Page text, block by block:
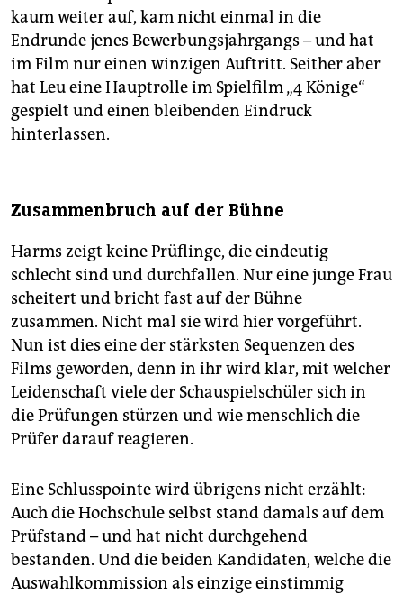
kaum weiter auf, kam nicht einmal in die
Endrunde jenes Bewerbungsjahrgangs – und hat
im Film nur einen winzigen Auftritt. Seither aber
hat Leu eine Hauptrolle im Spielfilm „4 Könige“
gespielt und einen bleibenden Eindruck
hinterlassen.
Zusammenbruch auf der Bühne
Harms zeigt keine Prüflinge, die eindeutig
schlecht sind und durchfallen. Nur eine junge Frau
scheitert und bricht fast auf der Bühne
zusammen. Nicht mal sie wird hier vorgeführt.
Nun ist dies eine der stärksten Sequenzen des
Films geworden, denn in ihr wird klar, mit welcher
Leidenschaft viele der Schauspielschüler sich in
die Prüfungen stürzen und wie menschlich die
Prüfer darauf reagieren.
Eine Schlusspointe wird übrigens nicht erzählt:
Auch die Hochschule selbst stand damals auf dem
Prüfstand – und hat nicht durchgehend
bestanden. Und die beiden Kandidaten, welche die
Auswahlkommission als einzige einstimmig